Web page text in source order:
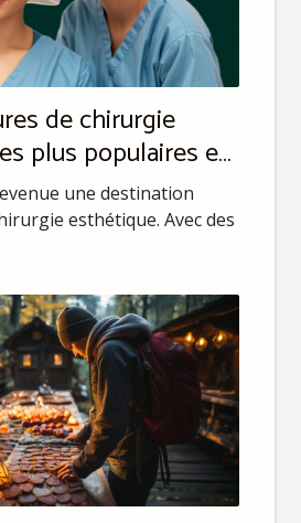
de chirurgie
plus populaires en
une destination
esthétique. Avec des